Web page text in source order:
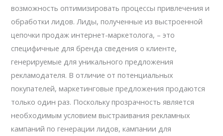
возможность оптимизировать процессы привлечения и
обработки лидов. Лиды, полученные из выстроенной
цепочки продаж интернет-маркетолога, – это
специфичные для бренда сведения о клиенте,
генерируемые для уникального предложения
рекламодателя. В отличие от потенциальных
покупателей, маркетинговые предложения продаются
только один раз. Поскольку прозрачность является
необходимым условием выстраивания рекламных
кампаний по генерации лидов, кампании для